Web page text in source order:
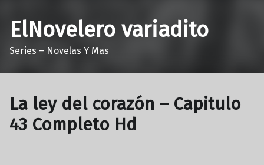
ElNovelero variadito
Series – Novelas Y Mas
La ley del corazón – Capitulo
43 Completo Hd